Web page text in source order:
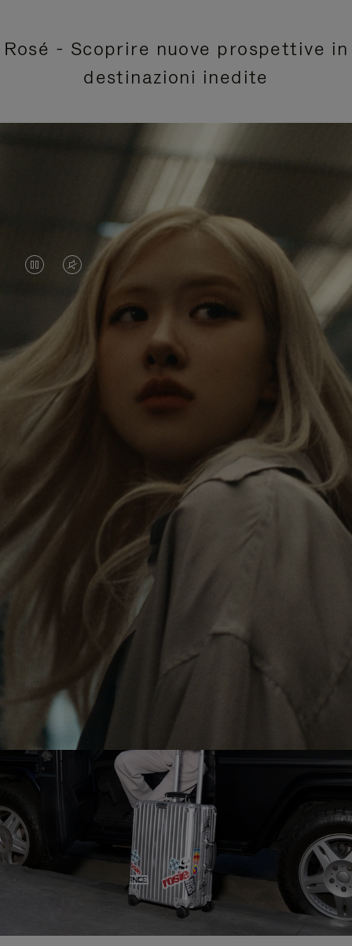
Rosé - Scoprire nuove prospettive in
destinazioni inedite
IL
VIDEO
È
IN
PAUSA,
PREMERE
RIPRODURLO
IL
VIDEO
SILENZIATO,
PREMI
ATTIVARE
LAUDIO
Rosé viaggia costantemente alla scoperta del
mondo e in ogni destinazione trova nuove
prospettive che lasciano un impatto duraturo su di
lei. In ogni nuova destinazione, scopre il mondo e se
stessa nel modo più autentico.
La sua RIMOWA Classic Cabin funge da ricordo di
tutte le storie che ha raccolto, ogni adesivo, graffio
e ammaccatura è un simbolo del suo viaggio.